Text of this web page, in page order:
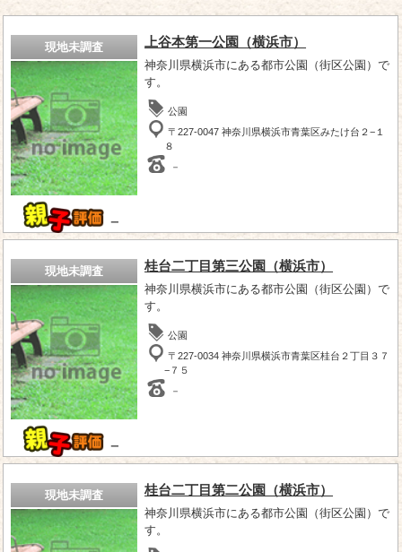
現地未調査
－
上谷本第一公園（横浜市）
神奈川県横浜市にある都市公園（街区公園）で
す。
公園
〒227-0047 神奈川県横浜市青葉区みたけ台２−１
８
－
現地未調査
－
桂台二丁目第三公園（横浜市）
神奈川県横浜市にある都市公園（街区公園）で
す。
公園
〒227-0034 神奈川県横浜市青葉区桂台２丁目３７
−７５
－
現地未調査 桂台二丁目第二公園（横浜市）
神奈川県横浜市にある都市公園（街区公園）で
す。